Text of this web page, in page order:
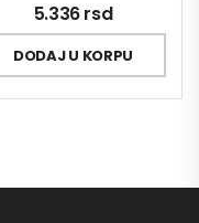
5.336rsd
DODAJ U KORPU